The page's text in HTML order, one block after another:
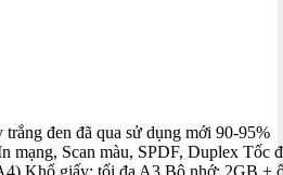
đen đã qua sử dụng mới 90-95%
mạng, Scan màu, SPDF, Duplex Tốc